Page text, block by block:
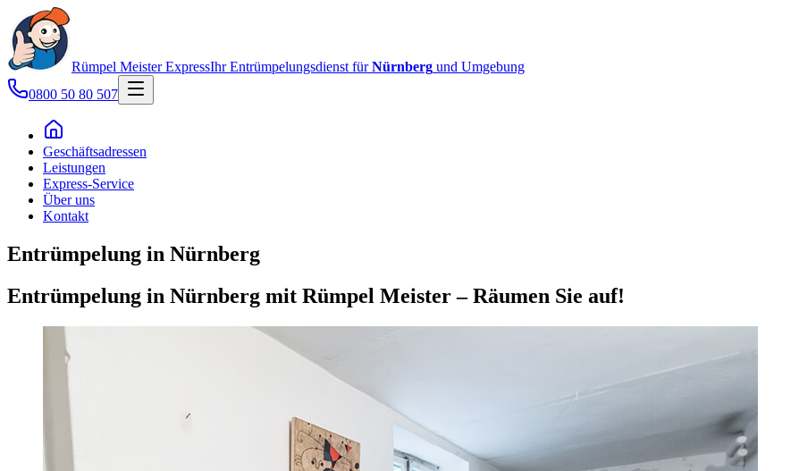
Rümpel MeisterExpressIhr Entrümpelungsdienst fürNürnberg und Umgebung
0800 50 80 507
Geschäftsadressen
Leistungen
Express-Service
Über uns
Kontakt
Entrümpelung in Nürnberg
Entrümpelung in Nürnberg mit Rümpel Meister – Räumen Sie auf!